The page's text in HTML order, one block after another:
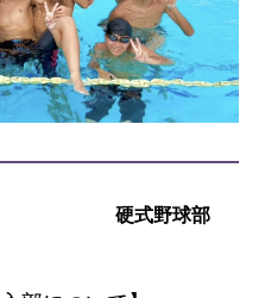
硬式野球部